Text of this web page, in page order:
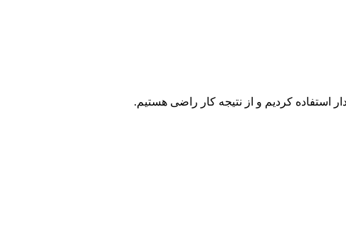
استفاده کردیم و از نتیجه کار راضی هستیم.